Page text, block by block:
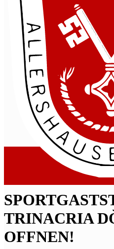
TRINACRIA
OFFNEN!